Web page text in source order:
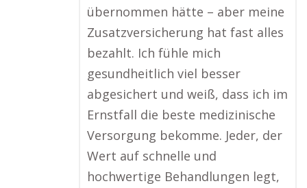
übernommen hätte – aber meine
Zusatzversicherung hat fast alles
bezahlt. Ich fühle mich
gesundheitlich viel besser
abgesichert und weiß, dass ich im
Ernstfall die beste medizinische
Versorgung bekomme. Jeder, der
Wert auf schnelle und
hochwertige Behandlungen legt,